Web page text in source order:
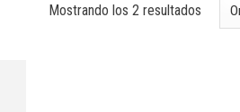
Mostrando los 2 resultados